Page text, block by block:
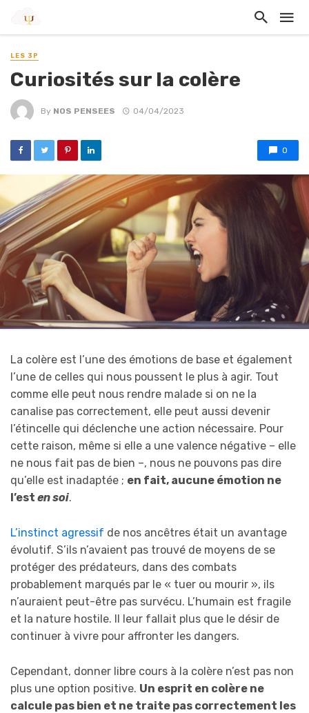
LES 3P
Curiosités sur la colère
By NOS PENSEES 04/04/2023
0
La colère est l’une des émotions de base et également
l’une de celles qui nous poussent le plus à agir. Tout
comme elle peut nous rendre malade si on ne la
canalise pas correctement, elle peut aussi devenir
l’étincelle qui déclenche une action nécessaire. Pour
cette raison, même si elle a une valence négative – elle
ne nous fait pas de bien –, nous ne pouvons pas dire
qu’elle est inadaptée ; en fait, aucune émotion ne
l’est en soi.
L’instinct agressif de nos ancêtres était un avantage
évolutif. S’ils n’avaient pas trouvé de moyens de se
protéger des prédateurs, dans des combats
probablement marqués par le « tuer ou mourir », ils
n’auraient peut-être pas survécu. L’humain est fragile
et la nature hostile. Il leur fallait plus que le désir de
continuer à vivre pour affronter les dangers.
Cependant, donner libre cours à la colère n’est pas non
plus une option positive. Un esprit en colère ne
calcule pas bien et ne traite pas correctement les